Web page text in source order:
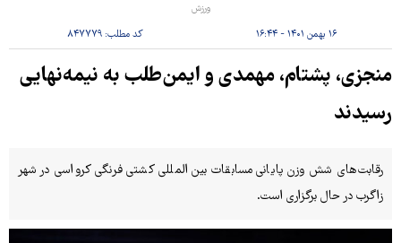
ورزش
۱۶ بهمن ۱۴۰۱ - ۱۶:۴۴ کد مطلب:۸۴۷۷۷۹
منجزی، پشتام، مهمدی و ایمن‌طلب به نیمه‌نهایی
رسیدند
رقابت‌های شش وزن پایانی مسابقات بین المللی کشتی فرنگی کرواسی در شهر
زاگرب در حال برگزاری است.